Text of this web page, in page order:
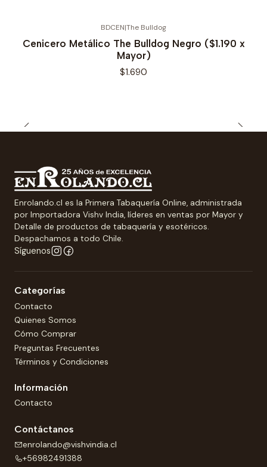
BDCEN|The Bulldog
Cenicero Metálico The Bulldog Negro ($1.190 x
Mayor)
$1.690
Enrolando.cl es la Primera Tabaquería Online, administrada
por Importadora Vishv India, líderes en ventas por Mayor y
Detalle de productos de tabaquería y esotéricos.
Despachamos a todo Chile.
Síguenos
Categorías
Contacto
Quienes Somos
Cómo Comprar
Preguntas Frecuentes
Términos y Condiciones
Información
Contacto
Contáctanos
enrolando@vishvindia.cl
+56982491388